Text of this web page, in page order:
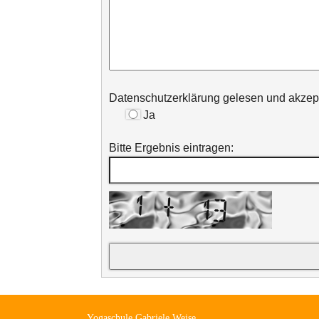
Datenschutzerklärung gelesen und
Ja
Bitte Ergebnis eintragen: